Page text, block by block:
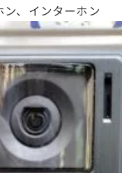
ン、インターホン